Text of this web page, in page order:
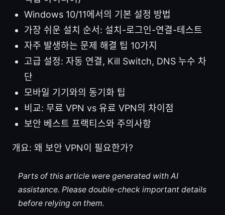
Windows 10/11에서의 기본 설정 방법
가장 쉬운 설치 순서: 설치-로그인-연결-테스트
자주 발생하는 문제 해결 팁 10가지
고급 설정: 자동 연결, Kill Switch, DNS 누수 차
단
모바일 기기와의 동기화 팁
비교: 무료 VPN vs 유료 VPN의 차이점
보안 베스트 프랙티스와 주의사항
개요: 왜 보안 VPN이 필요한가?
Parts of this article were generated with AI
assistance. Please double-check important details
before relying on them.